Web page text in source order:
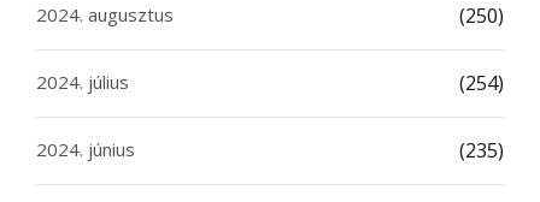
2024. augusztus (250)
2024. július (254)
2024. június (235)